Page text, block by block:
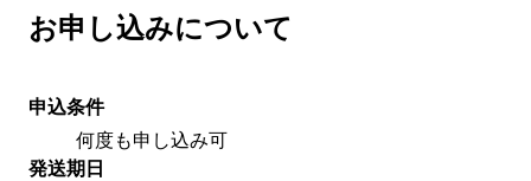
お申し込みについて
申込条件
何度も申し込み可
発送期日